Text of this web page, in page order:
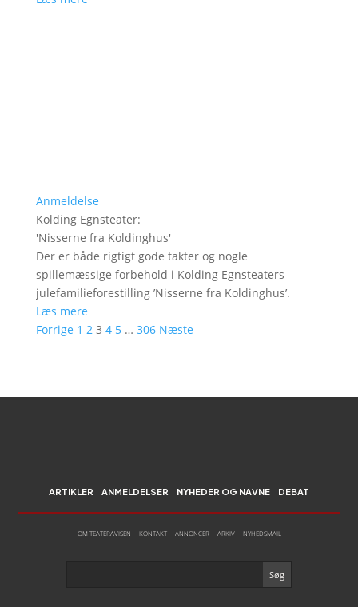
Anmeldelse
Kolding Egnsteater:
'Nisserne fra Koldinghus'
Der er både rigtigt gode takter og nogle
spillemæssige forbehold i Kolding Egnsteaters
julefamilieforestilling ’Nisserne fra Koldinghus’.
Læs mere
Forrige 1 2 3 4 5 … 306 Næste
ARTIKLER ANMELDELSER NYHEDER OG NAVNE DEBAT
OM TEATERAVISEN KONTAKT ANNONCER ARKIV NYHEDSMAIL